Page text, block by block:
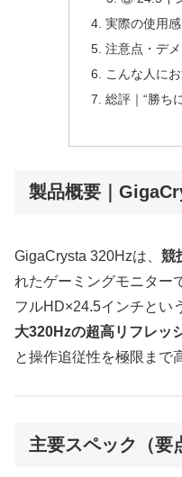
実際の使用感
注意点・デ
こんな人に
総評｜“勝ち
製品概要｜
GigaCrysta 320Hzは、 競
れたゲーミングモニター
フルHD×24.5インチとい
大320Hzの超高リフレッ
と操作追従性を極限まで
主要スペック（要